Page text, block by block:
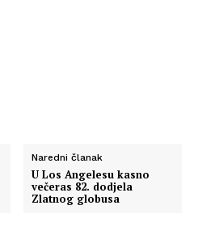
Naredni članak
U Los Angelesu kasno
večeras 82. dodjela
Zlatnog globusa